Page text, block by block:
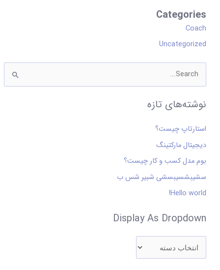
Categories
Coach
Uncategorized
س
ت
و
ب
ر
ا
ی
نوشته‌های تازه
استارتاپ چیست؟
دیجیتال مارکتینگ
بوم مدل کسب و کار چیست؟
سشیبشسیبسشی شبیر شس ب
Hello world!
Display As Dropdown
o